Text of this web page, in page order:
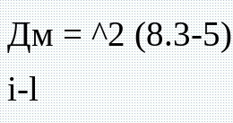
Дм = ^2 (8.3-5)
i-l